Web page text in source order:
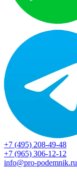
+7 (495) 208-49-48
+7 (965) 306-12-12
info@pro-podemnik.ru